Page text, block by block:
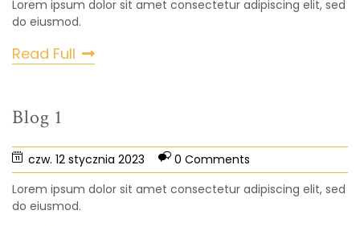
Lorem ipsum dolor sit amet consectetur adipiscing elit, sed
do eiusmod.
Read Full
Blog 1
czw. 12 stycznia 2023
0 Comments
Lorem ipsum dolor sit amet consectetur adipiscing elit, sed
do eiusmod.